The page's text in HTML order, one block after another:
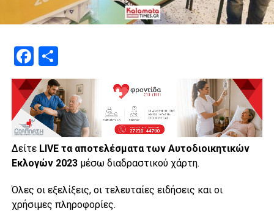
Facebook
Μοιραστείτε
Δείτε LIVE τα αποτελέσματα των Αυτοδιοικητικών
Εκλογών 2023μέσω διαδραστικού χάρτη.
Όλες οι εξελίξεις, οι τελευταίες ειδήσεις και οι
χρήσιμες πληροφορίες.